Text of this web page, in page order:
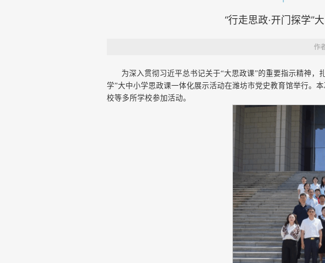
“行走思政·开门探学”
作
为深入贯彻习近平总书记关于“大思政课”的重要指示精神
学”大中小学思政课一体化展示活动在潍坊市党史教育馆举行。
校等多所学校参加活动。